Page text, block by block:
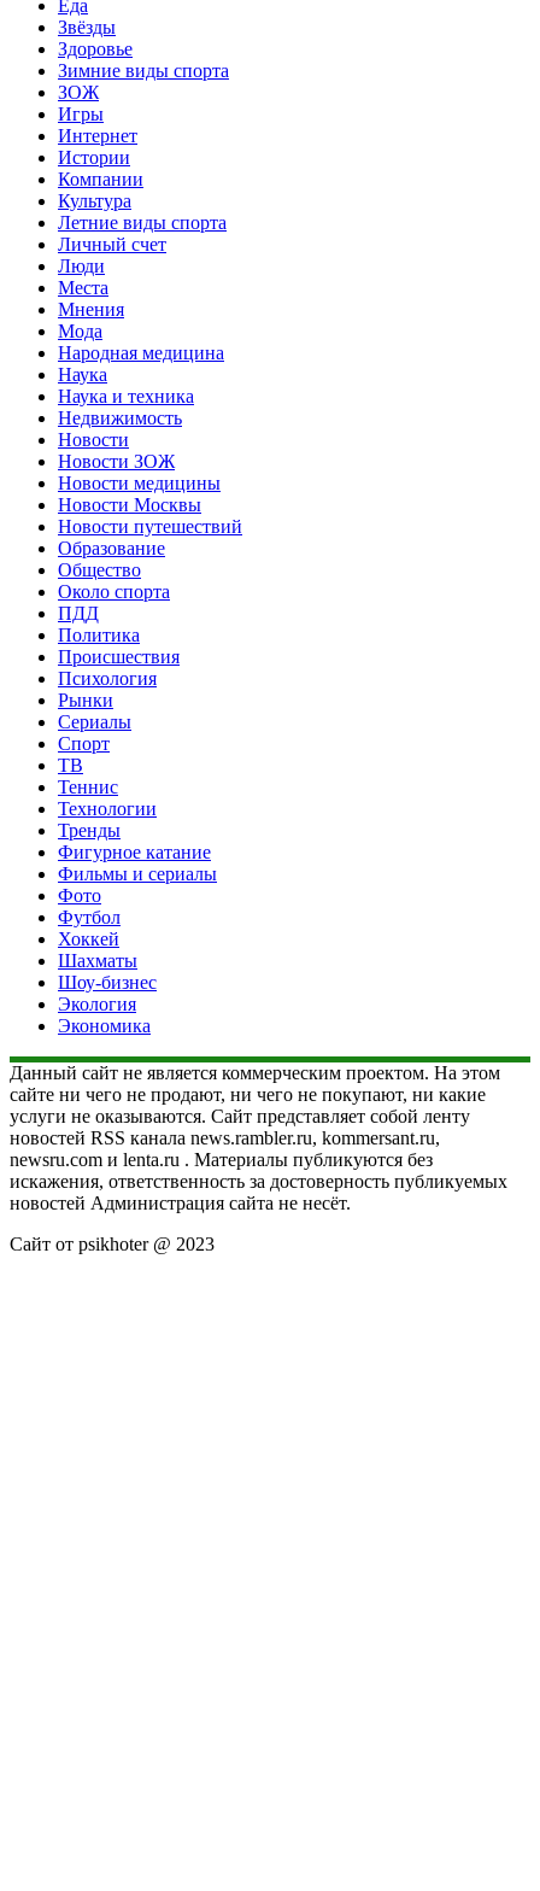
Еда
Звёзды
Здоровье
Зимние виды спорта
ЗОЖ
Игры
Интернет
Истории
Компании
Культура
Летние виды спорта
Личный счет
Люди
Места
Мнения
Мода
Народная медицина
Наука
Наука и техника
Недвижимость
Новости
Новости ЗОЖ
Новости медицины
Новости Москвы
Новости путешествий
Образование
Общество
Около спорта
ПДД
Политика
Происшествия
Психология
Рынки
Сериалы
Спорт
ТВ
Теннис
Технологии
Тренды
Фигурное катание
Фильмы и сериалы
Фото
Футбол
Хоккей
Шахматы
Шоу-бизнес
Экология
Экономика
Данный сайт не является коммерческим проектом. На этом
сайте ни чего не продают, ни чего не покупают, ни какие
услуги не оказываются. Сайт представляет собой ленту
новостей RSS канала news.rambler.ru, kommersant.ru,
newsru.com и lenta.ru . Материалы публикуются без
искажения, ответственность за достоверность публикуемых
новостей Администрация сайта не несёт.
Сайт от psikhoter @ 2023